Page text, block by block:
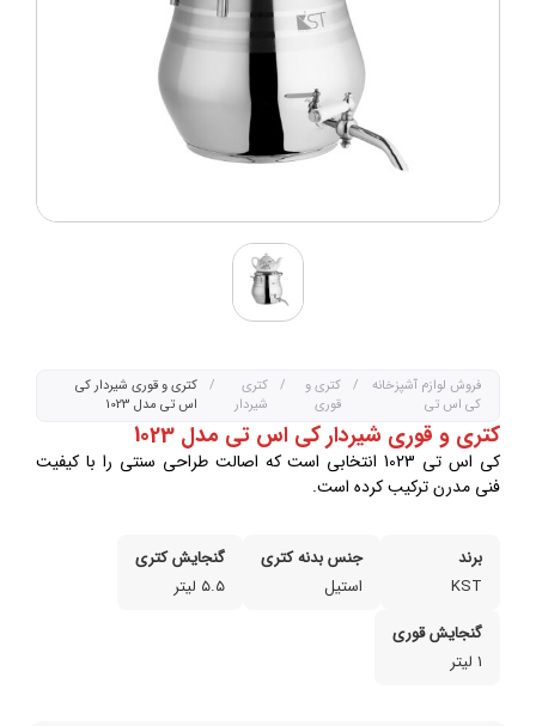
فروش لوازم آشپزخانه
کی اس تی
/ کتری و
قوری
/
کتری
شیردار
/
کتری و قوری شیردار کی
اس تی مدل 1023
کتری و قوری شیردار کی اس تی مدل 1023
کی اس تی 1023 انتخابی است که اصالت طراحی سنتی را با کیفیت
فنی مدرن ترکیب کرده است.
برند
KST
جنس بدنه‌ کتری
استیل
گنجایش کتری
۵.۵ لیتر
گنجایش قوری
۱ لیتر